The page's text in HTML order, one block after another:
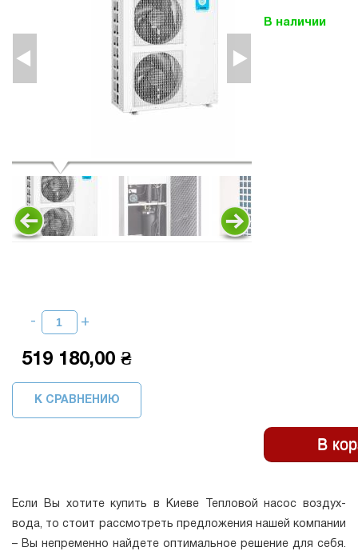
519 180,00 ₴
К СРАВНЕНИЮ
В наличии
Если Вы хотите купить в Киеве Тепловой насос воздух-
вода, то стоит рассмотреть предложения нашей компании
– Вы непременно найдете оптимальное решение для себя.